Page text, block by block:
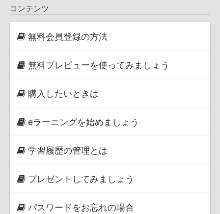
コンテンツ
無料会員登録の方法
無料プレビューを使ってみましょう
購入したいときは
eラーニングを始めましょう
学習履歴の管理とは
プレゼントしてみましょう
パスワードをお忘れの場合